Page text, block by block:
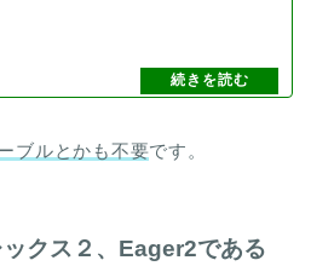
ブルとかも不要です。
クス２、Eager2である